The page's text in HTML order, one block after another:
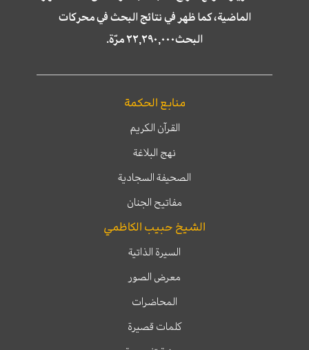
الماضية، كما ظهر في نتائج البحث في محركات
البحث٢٢,٢٩٠,٠٠٠ مرّة.
منابع الحكمة
القرآن الكريم
نهج البلاغة
الصحيفة السجادية
مفاتيح الجنان
الشيخ حبيب الكاظمي
السيرة الذاتية
معرض الصور
المحاضرات
كلمات قصيرة